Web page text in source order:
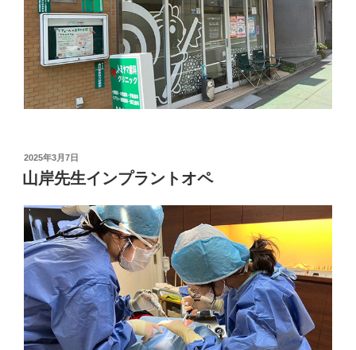
投
稿
日:
2025年3月7日
山岸先生インプラントオペ